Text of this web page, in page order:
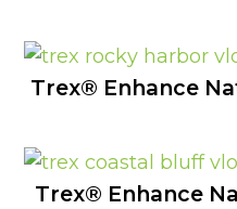
Trex® Enhance
Trex® Enhance